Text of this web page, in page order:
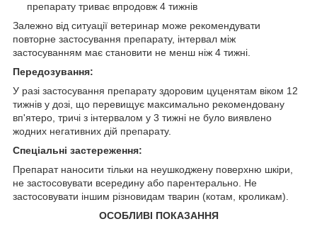
препарату триває впродовж 4 тижнів
Залежно від ситуації ветеринар може рекомендувати
повторне застосування препарату, інтервал між
застосуванням має становити не менш ніж 4 тижні.
Передозування:
У разі застосування препарату здоровим цуценятам віком 12
тижнів у дозі, що перевищує максимально рекомендовану
вп'ятеро, тричі з інтервалом у 3 тижні не було виявлено
жодних негативних дій препарату.
Спеціальні застереження:
Препарат наносити тільки на неушкоджену поверхню шкіри,
не застосовувати всередину або парентерально. Не
застосовувати іншим різновидам тварин (котам, кроликам).
ОСОБЛИВІ ПОКАЗАННЯ